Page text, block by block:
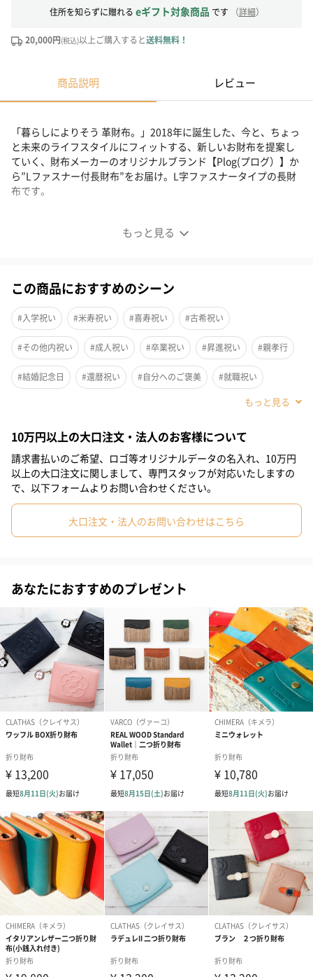
住所を知らずに贈れる eギフト対象商品 です （詳細）
20,000円(税込)以上ご購入すると送料無料！
商品説明 レビュー
もっと見る
「暮らしによりそう 革財布。」2018年に誕生した、今と、ちょっ
と未来のライフスタイルにフィットする、新しいお財布を提案し
ていく、財布メーカーのオリジナルブランド【Plog(プログ）】か
ら”Lファスナー付長財布”をお届け。L字ファスナータイプの長財
布です。
L字ファスナータイプの長財布です。
表側にフラップ式のコイン収納ポケットを完備しております。
取り外し式のキーチェーン付きです。
男性の方にも女性の方にもおすすめなシンプル無地のデザインも
魅力です。
上質な品質と特徴
L字ファスナーを開くと両サイドにあおり式のカード収納がありま
す。
カード収納の後ろにお札を挟んで収納できます。
は両サイドに1枚ずつカードが入るので大切なカードやICカードを
入れても便利です。
スマートフォンを収納するなど多目的な使い方ができます。
（※スマートフォンは機種やサイズによって収納ができない場合
もございますので、サイズをご確認ください。）
素材について「滑らかで柔らかい手触り。使い初めから手になじ
むタッチ感にこだわった組み合わせ。使い続けるとしっとりと手
に馴染みます。」
表素材はイタリア北部に本社のあるマストロット社製の「シュリ
ンクレザー」を使用しております。
質管理のもと、発色の良い顔料で仕上げています。
付属素材は国産の豚革を東京で加工した「ピッグスキン」を使用
しております。
100％植物タンニン鞣しで仕上げた革は「ミモザ」という植物から
抽出したタンニンを使用しています。
国内外の厳しいエコロジー基準を満たす製法で作られた革はミー
リングという加工を施し、ふわっと柔らかな手触りが特徴です。
この商品におすすめのシーン
#入学祝い #米寿祝い #喜寿祝い #古希祝い
#その他内祝い #成人祝い #卒業祝い #昇進祝い #親孝行
#結婚記念日 #還暦祝い #自分へのご褒美 #就職祝い
#バレンタイン
#クリスマス #サプライズ #パーティー #記念日
#お祝い #父の日 #母の日 #取引先女性 #妹 #姉
#息子 #娘 #部下男性 #部下女性 #義父
#兄 #親戚男性 #親戚女性
#女子中学生 #男子高校生 #女子高校生
#女友達 #男友達 #妻 #父親
#母親 #彼女 #祖父 #上司女性 #上司男性 #同僚女性
#同僚男性 #男子大学生 #女子大学生 #弟 #10代
#20代前半 #20代後半 #30代 #40代 #50代 #70代
10万円以上の大口注文・法人のお客様について
請求書払いのご希望、ロゴ等オリジナルデータの名入れ、10万円
以上の大口注文に関しまして、専門スタッフが対応いたしますの
で、以下フォームよりお問い合わせください。
大口注文・法人のお問い合わせはこちら
あなたにおすすめのプレゼント